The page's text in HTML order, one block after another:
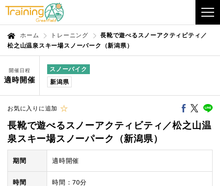
ホーム トレーニング
長靴で遊べるスノーアクティビティ／
松之山温泉スキー場スノーパーク（新潟県）
開催日程
適時開催
スノーバイク
新潟県
お気に入りに追加
長靴で遊べるスノーアクティビティ／松之山温
泉スキー場スノーパーク（新潟県）
期間 適時開催
時間
時間：70分